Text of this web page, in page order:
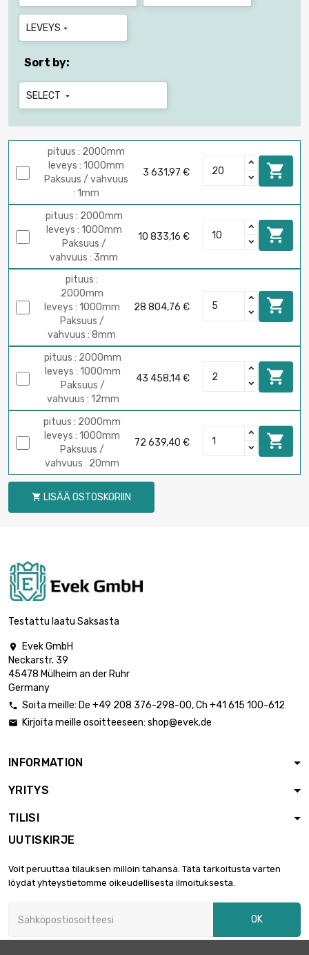
LEVEYS 
Sort by:
SELECT 
pituus : 2000mm
leveys : 1000mm
Paksuus / vahvuus
: 1mm
3 631,97 € 
pituus : 2000mm
leveys : 1000mm
Paksuus /
vahvuus : 3mm
10 833,16 € 
pituus :
2000mm
leveys : 1000mm
Paksuus /
vahvuus : 8mm
28 804,76 € 
pituus : 2000mm
leveys : 1000mm
Paksuus /
vahvuus : 12mm
43 458,14 € 
pituus : 2000mm
leveys : 1000mm
Paksuus /
vahvuus : 20mm
72 639,40 € 
 LISÄÄ OSTOSKORIIN
Testattu laatu Saksasta

Evek GmbH
Neckarstr. 39
45478 Mülheim an der Ruhr
Germany
 Soita meille: De +49 208 376-298-00, Ch +41 615 100-612
 Kirjoita meille osoitteeseen: shop@evek.de
INFORMATION
YRITYS
TILISI
UUTISKIRJE
Voit peruuttaa tilauksen milloin tahansa. Tätä tarkoitusta varten
löydät yhteystietomme oikeudellisesta ilmoituksesta.
OK